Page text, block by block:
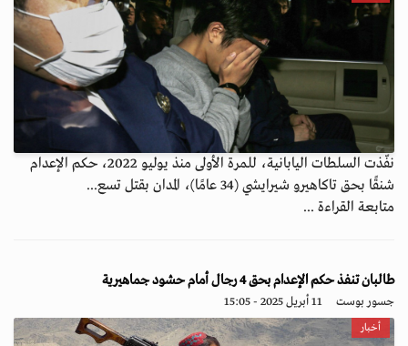
نفّذت السلطات اليابانية، للمرة الأولى منذ يوليو 2022، حكم الإعدام
شنقًا بحق تاكاهيرو شيرايشي (34 عامًا)، المدان بقتل تسع...
متابعة القراءة ...
طالبان تنفذ حكم الإعدام بحق 4 رجال أمام حشود جماهيرية
جسور بوست 11 أبريل 2025 - 15:05
أخبار